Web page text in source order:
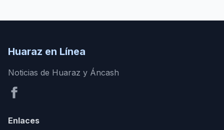
Huaraz en Línea
Noticias de Huaraz y Áncash
Enlaces